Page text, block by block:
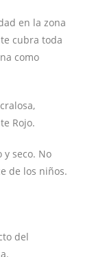
en la zona
cubra toda
como
Rojo.
seco. No
de los niños.
del